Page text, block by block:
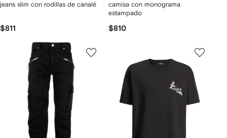
jeans slim con rodillas de canalé
$811
camisa con monograma
estampado
$810